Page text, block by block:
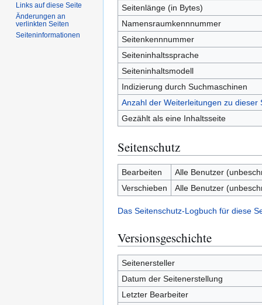
Seitenlänge (in Bytes)
Namensraumkennnummer
Seitenkennnummer
Seiteninhaltssprache
Seiteninhaltsmodell
Indizierung durch Suchmaschinen
Anzahl der Weiterleitungen zu dieser
Gezählt als eine Inhaltsseite
Seitenschutz
Bearbeiten
Alle Benutzer
Verschieben
Alle Benutzer
Das Seitenschutz-Logbuch für diese
Versionsgeschichte
Seitenersteller
Datum der Seitenerstellung
Letzter Bearbeiter
Links auf diese Seite
Änderungen an
verlinkten Seiten
Seiten­­informationen